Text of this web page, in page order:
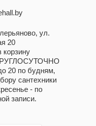
ул.
20
корзину
20 по будням,
сантехники
- по
записи.